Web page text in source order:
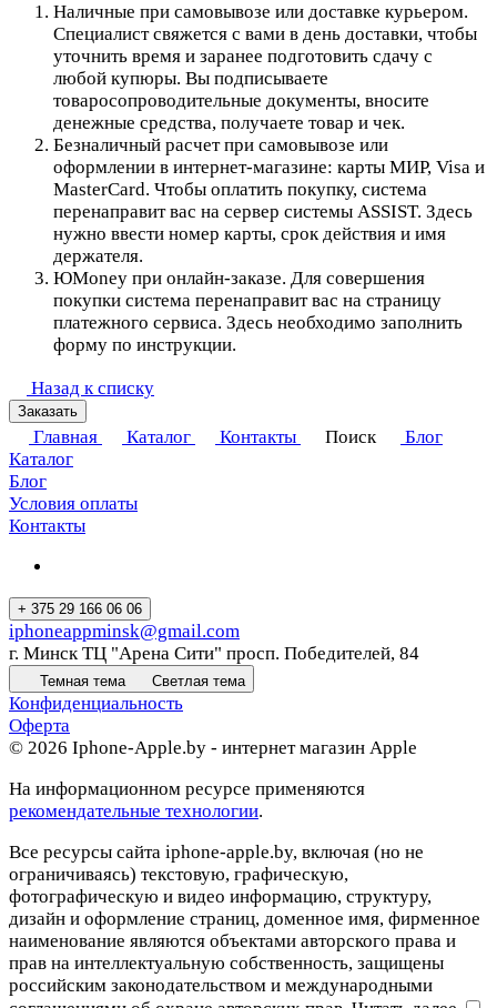
Наличные при самовывозе или доставке курьером.
Специалист свяжется с вами в день доставки, чтобы
уточнить время и заранее подготовить сдачу с
любой купюры. Вы подписываете
товаросопроводительные документы, вносите
денежные средства, получаете товар и чек.
Безналичный расчет при самовывозе или
оформлении в интернет-магазине: карты МИР, Visa и
MasterCard. Чтобы оплатить покупку, система
перенаправит вас на сервер системы ASSIST. Здесь
нужно ввести номер карты, срок действия и имя
держателя.
ЮMoney при онлайн-заказе. Для совершения
покупки система перенаправит вас на страницу
платежного сервиса. Здесь необходимо заполнить
форму по инструкции.
Назад к списку
Заказать
Главная Каталог Контакты Поиск
Блог
Каталог
Блог
Условия оплаты
Контакты
+ 375 29 166 06 06
iphoneappminsk@gmail.com
г. Минск ТЦ "Арена Сити" просп. Победителей, 84
Темная тема Светлая тема
Конфиденциальность
Оферта
© 2026 Iphone-Apple.by - интернет магазин Apple
На информационном ресурсе применяются
рекомендательные технологии.
Все ресурсы сайта iphone-apple.by, включая (но не
ограничиваясь) текстовую, графическую,
фотографическую и видео информацию, структуру,
дизайн и оформление страниц, доменное имя, фирменное
наименование являются объектами авторского права и
прав на интеллектуальную собственность, защищены
российским законодательством и международными